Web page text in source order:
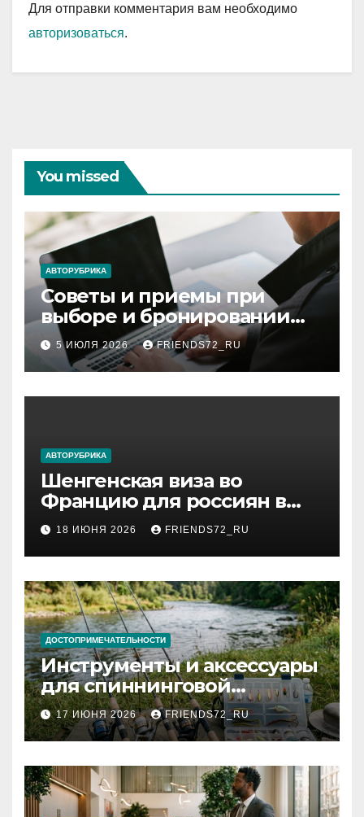
Для отправки комментария вам необходимо
авторизоваться.
You missed
АВТОРУБРИКА
Советы и приемы при
выборе и бронировании
авиабилетов
5 ИЮЛЯ 2026 FRIENDS72_RU
АВТОРУБРИКА
Шенгенская виза во
Францию для россиян в
2026 году: сроки от 3 дней
и список необходимых
документов
18 ИЮНЯ 2026 FRIENDS72_RU
ДОСТОПРИМЕЧАТЕЛЬНОСТИ
Инструменты и аксессуары
для спиннинговой
рыбалки: назначение и
типы
17 ИЮНЯ 2026 FRIENDS72_RU